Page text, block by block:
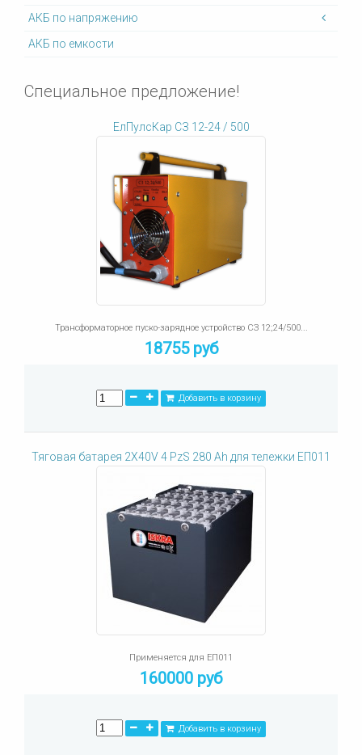
АКБ по напряжению
АКБ по емкости
Специальное предложение!
ЕлПулсКар СЗ 12-24 / 500
Трансформаторное пуско-зарядное устройство СЗ 12;24/500...
18755 руб
Добавить в корзину
Тяговая батарея 2X40V 4 PzS 280 Ah для тележки ЕП011
Применяется для ЕП011
160000 руб
Добавить в корзину